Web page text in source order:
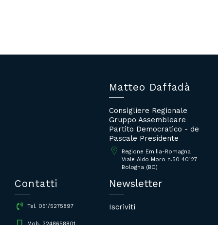
Matteo Daffadà
Consigliere Regionale
Gruppo Assembleare
Partito Democratico - de
Pascale Presidente
Regione Emilia-Romagna
Viale Aldo Moro n.50 40127
Bologna (BO)
Contatti
Tel. 051/5275897
Newsletter
Iscriviti